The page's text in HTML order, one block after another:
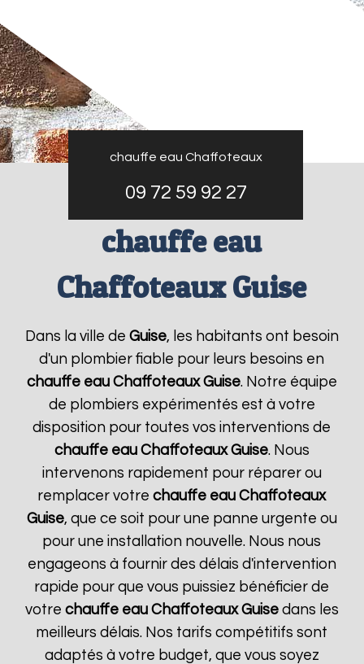
chauffe eau Chaffoteaux
09 72 59 92 27
chauffe eau
Chaffoteaux Guise
Dans la ville de Guise, les habitants ont besoin
d'un plombier fiable pour leurs besoins en
chauffe eau Chaffoteaux Guise. Notre équipe
de plombiers expérimentés est à votre
disposition pour toutes vos interventions de
chauffe eau Chaffoteaux Guise. Nous
intervenons rapidement pour réparer ou
remplacer votrechauffe eau Chaffoteaux
Guise, que ce soit pour une panne urgente ou
pour une installation nouvelle. Nous nous
engageons à fournir des délais d'intervention
rapide pour que vous puissiez bénéficier de
votre chauffe eau Chaffoteaux Guisedans les
meilleurs délais. Nos tarifs compétitifs sont
adaptés à votre budget, que vous soyez